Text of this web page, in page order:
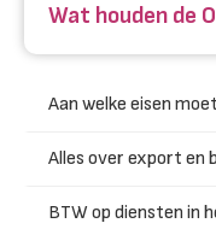
Wat houden de
Aan welke eisen
Alles over export en
BTW op diensten in